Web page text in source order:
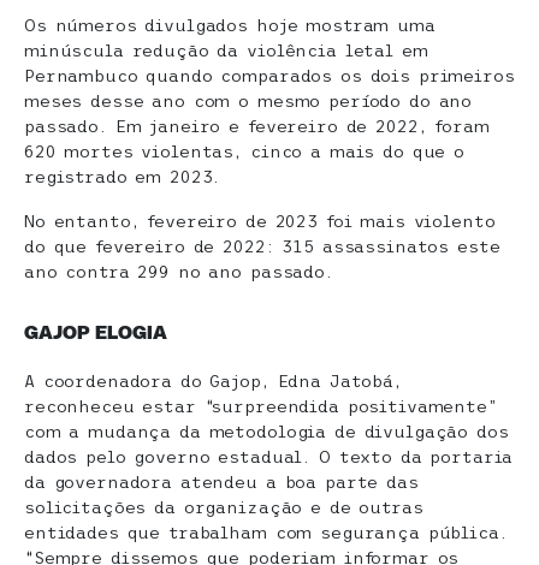
Os números divulgados hoje mostram uma
minúscula redução da violência letal em
Pernambuco quando comparados os dois primeiros
meses desse ano com o mesmo período do ano
passado. Em janeiro e fevereiro de 2022, foram
620 mortes violentas, cinco a mais do que o
registrado em 2023.
No entanto, fevereiro de 2023 foi mais violento
do que fevereiro de 2022: 315 assassinatos este
ano contra 299 no ano passado.
GAJOP ELOGIA
A coordenadora do Gajop, Edna Jatobá,
reconheceu estar “surpreendida positivamente”
com a mudança da metodologia de divulgação dos
dados pelo governo estadual. O texto da portaria
da governadora atendeu a boa parte das
solicitações da organização e de outras
entidades que trabalham com segurança pública.
“Sempre dissemos que poderiam informar os